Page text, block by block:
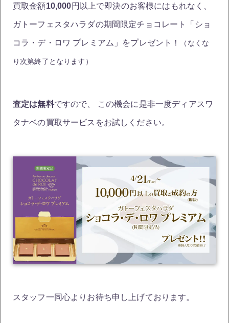
買取金額10,000円以上で即決のお客様にはもれなく、
ガトーフェスタハラダの期間限定チョコレート「ショ
コラ・デ・ロワ プレミアム」をプレゼント！ （なくな
り次第終了となります）
査定は無料ですので、 この機会に是非一度ディアスワ
タナベの買取サービスをお試しください。
スタッフ一同心よりお待ち申し上げております。